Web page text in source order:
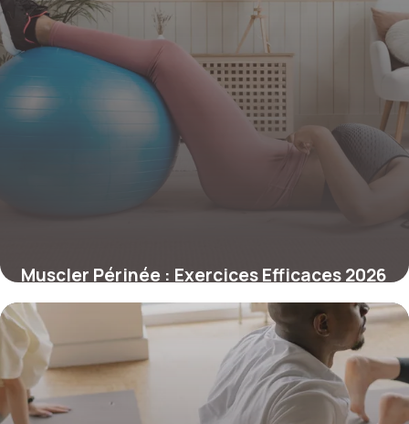
Muscler Périnée : Exercices Efficaces 2026
12 mai 2026